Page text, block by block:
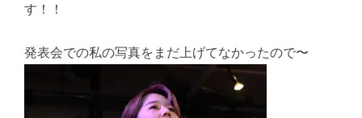
す！！
発表会での私の写真をまだ上げてなかったので〜